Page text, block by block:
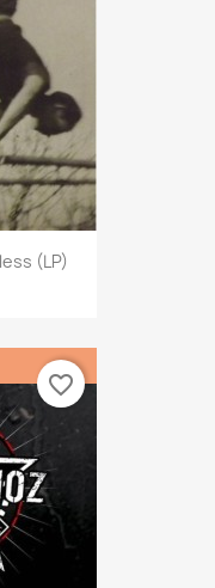
(LP)
favorite_border